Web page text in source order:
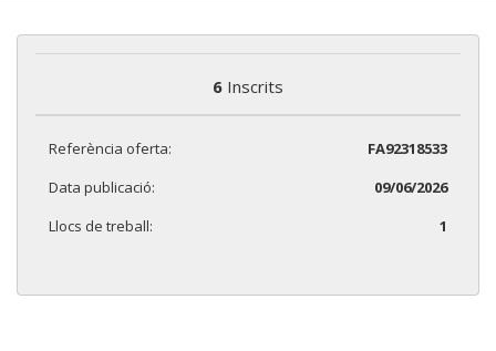
6 Inscrits
Referència oferta:
FA92318533
Data publicació:
09/06/2026
Llocs de treball:
1